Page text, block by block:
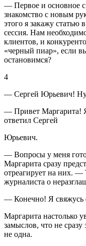
— Первое и основное с
знакомство с новым
этого я закажу
сессия. Нам
клиентов, и
«черный пиар», если
остановимся?
4
— Сергей Юрьевич!
— Привет Маргарита!
ответил Сергей
Юрьевич.
— Вопросы у меня
Маргарита сразу
отреагирует на них. —
журналиста о
— Конечно! Я свяжусь
Маргарита настолько
замыслов, что не
не одна.